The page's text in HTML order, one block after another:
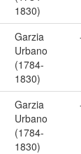
1830)
Garzia
Urbano
(1784-
1830)
Garzia
Urbano
(1784-
1830)